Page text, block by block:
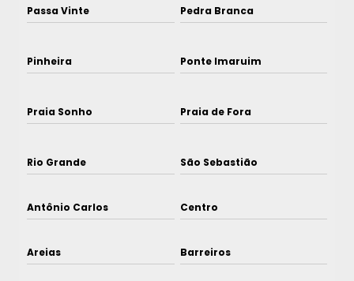
Passa Vinte Pedra Branca
Pinheira Ponte Imaruim
Praia Sonho Praia de Fora
Rio Grande São Sebastião
Antônio Carlos Centro
Areias Barreiros